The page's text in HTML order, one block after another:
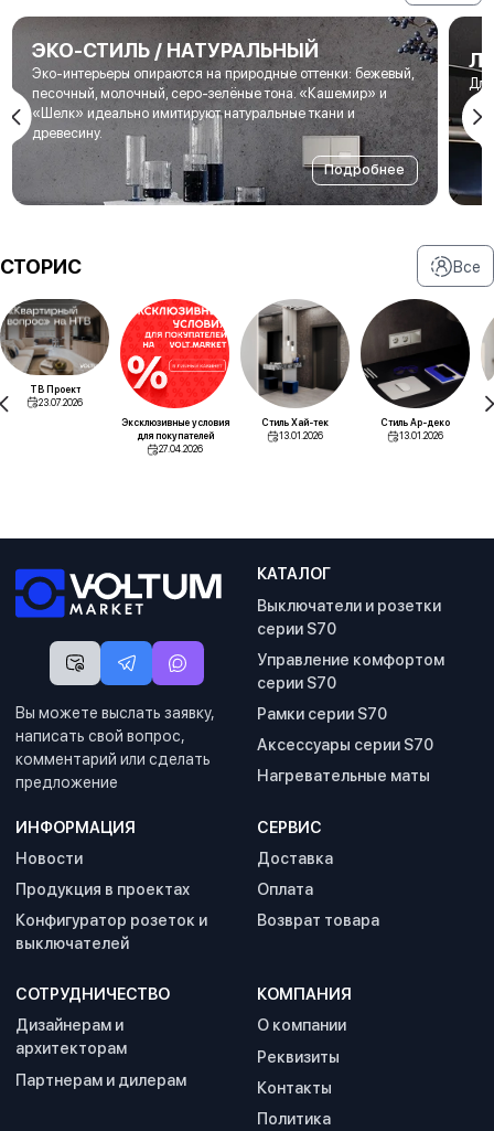
ЭКО-СТИЛЬ / НАТУРАЛЬНЫЙ
Эко-интерьеры опираются на природные оттенки: бежевый,
песочный, молочный, серо-зелёные тона. «Кашемир» и
«Шелк» идеально имитируют натуральные ткани и
древесину.
Подробнее
Для
СТОРИС Все
ТВ Проект
23.07.2026
Эксклюзивные условия
для покупателей
27.04.2026
Стиль Хай-тек
13.01.2026
Стиль Ар-деко
13.01.2026
Вы можете выслать заявку,
написать свой вопрос,
комментарий или сделать
предложение
КАТАЛОГ
Выключатели и розетки
серии S70
Управление комфортом
серии S70
Рамки серии S70
Аксессуары серии S70
Нагревательные маты
ИНФОРМАЦИЯ
Новости
Продукция в проектах
Конфигуратор розеток и
выключателей
СЕРВИС
Доставка
Оплата
Возврат товара
СОТРУДНИЧЕСТВО
Дизайнерам и
архитекторам
Партнерам и дилерам
КОМПАНИЯ
О компании
Реквизиты
Контакты
Политика